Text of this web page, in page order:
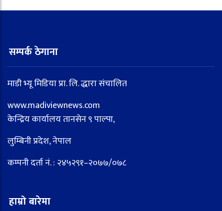
सम्पर्क ठेगाना
माडी भ्यू मिडिया प्रा. लि. द्धारा संचालित
www.madiviewnews.com
केन्द्रिय कार्यालय तानसेन ९ पाल्पा,
लुम्बिनी प्रदेश, नेपाल
कम्पनी दर्ता नं. : २४५२९१–२०७७/०७८
हाम्रो बारेमा